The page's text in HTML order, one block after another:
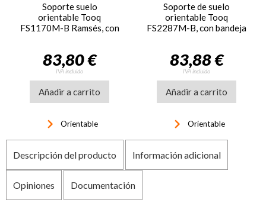
Soporte suelo
orientable Tooq
FS1170M-B Ramsés, con
pulgadas
83,80 €
IVA incluido
Añadir a carrito
keyboard_arrow_right Orientable
Soporte de suelo
orientable Tooq
FS2287M-B, con bandeja
pulgadas
83,88 €
IVA incluido
Añadir a carrito
keyboard_arrow_right Orientable
Descripción del producto Información adicional
Opiniones Documentación